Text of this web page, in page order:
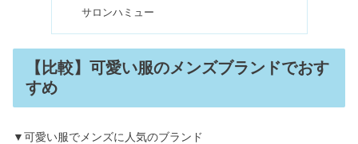
しいものランキング【8選】
イフおすすめ3選
サロンハミュー
【比較】可愛い服のメンズブランドでおす
すめ
▼可愛い服でメンズに人気のブランド